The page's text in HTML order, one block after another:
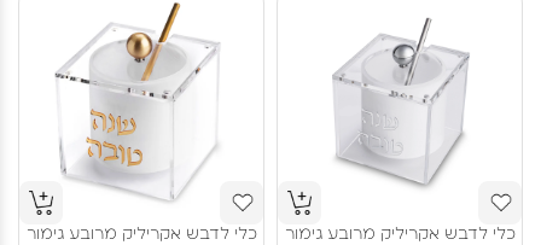
כלי לדבש אקריליק מרובע גימור
כלי לדבש אקריליק מרובע גימור